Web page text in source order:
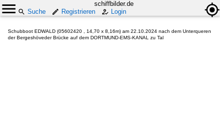
schiffbilder.de
Suche
Registrieren Login
Schubboot EDWALD (05602420 , 14,70 x 8,16m) am 22.10.2024 nach dem Unterqueren
der Bergeshöveder Brücke auf dem DORTMUND-EMS-KANAL zu Tal